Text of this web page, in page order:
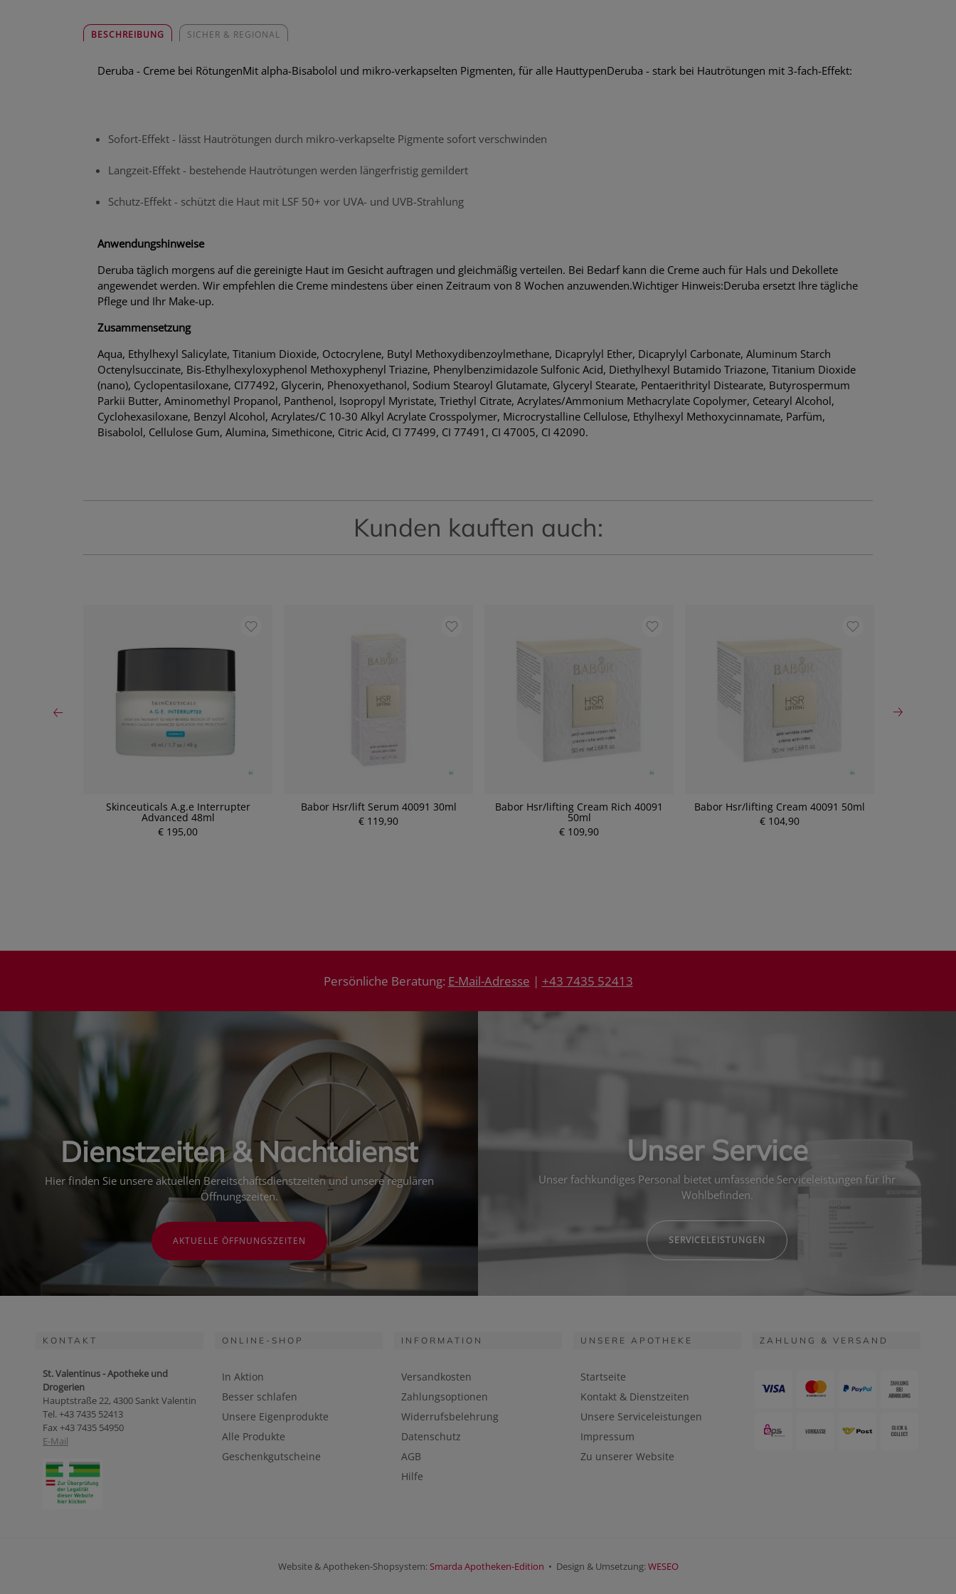
BESCHREIBUNG SICHER & REGIONAL
Deruba - Creme bei RötungenMit alpha-Bisabolol und mikro-verkapselten Pigmenten, für alle HauttypenDeruba - stark bei Hautrötungen mit 3-fach-Effekt:
Sofort-Effekt - lässt Hautrötungen durch mikro-verkapselte Pigmente sofort verschwinden
Langzeit-Effekt - bestehende Hautrötungen werden längerfristig gemildert
Schutz-Effekt - schützt die Haut mit LSF 50+ vor UVA- und UVB-Strahlung
Anwendungshinweise
Deruba täglich morgens auf die gereinigte Haut im Gesicht auftragen und gleichmäßig verteilen. Bei Bedarf kann die Creme auch für Hals und Dekollete
angewendet werden. Wir empfehlen die Creme mindestens über einen Zeitraum von 8 Wochen anzuwenden.Wichtiger Hinweis:Deruba ersetzt Ihre tägliche
Pflege und Ihr Make-up.
Zusammensetzung
Aqua, Ethylhexyl Salicylate, Titanium Dioxide, Octocrylene, Butyl Methoxydibenzoylmethane, Dicaprylyl Ether, Dicaprylyl Carbonate, Aluminum Starch
Octenylsuccinate, Bis-Ethylhexyloxyphenol Methoxyphenyl Triazine, Phenylbenzimidazole Sulfonic Acid, Diethylhexyl Butamido Triazone, Titanium Dioxide
(nano), Cyclopentasiloxane, CI77492, Glycerin, Phenoxyethanol, Sodium Stearoyl Glutamate, Glyceryl Stearate, Pentaerithrityl Distearate, Butyrospermum
Parkii Butter, Aminomethyl Propanol, Panthenol, Isopropyl Myristate, Triethyl Citrate, Acrylates/Ammonium Methacrylate Copolymer, Cetearyl Alcohol,
Cyclohexasiloxane, Benzyl Alcohol, Acrylates/C 10-30 Alkyl Acrylate Crosspolymer, Microcrystalline Cellulose, Ethylhexyl Methoxycinnamate, Parfüm,
Bisabolol, Cellulose Gum, Alumina, Simethicone, Citric Acid, CI 77499, CI 77491, CI 47005, CI 42090.
Kunden kauften auch:
Skinceuticals A.g.e Interrupter
Advanced 48ml
€ 195,00
Babor Hsr/lift Serum 40091 30ml
€ 119,90
Babor Hsr/lifting Cream Rich 40091
50ml
€ 109,90
Babor Hsr/lifting Cream 40091 50ml
€ 104,90
P
r
Persönliche Beratung: E-Mail-Adresse | +43 7435 52413
Dienstzeiten & Nachtdienst
Hier finden Sie unsere aktuellen Bereitschaftsdienstzeiten und unsere regulären
Öffnungszeiten.
AKTUELLE ÖFFNUNGSZEITEN
Unser Service
Unser fachkundiges Personal bietet umfassende Serviceleistungen für Ihr
Wohlbefinden.
SERVICELEISTUNGEN
KONTAKT
St. Valentinus - Apotheke und
Drogerien
Hauptstraße 22, 4300 Sankt Valentin
Tel. +43 7435 52413
Fax +43 7435 54950
E-Mail
ONLINE-SHOP
In Aktion
Besser schlafen
Unsere Eigenprodukte
Alle Produkte
Geschenkgutscheine
INFORMATION
Versandkosten
Zahlungsoptionen
Widerrufsbelehrung
Datenschutz
AGB
Hilfe
UNSERE APOTHEKE
Startseite
Kontakt & Dienstzeiten
Unsere Serviceleistungen
Impressum
Zu unserer Website
ZAHLUNG & VERSAND
Website & Apotheken-Shopsystem:Smarda Apotheken-Edition • Design & Umsetzung:WESEO